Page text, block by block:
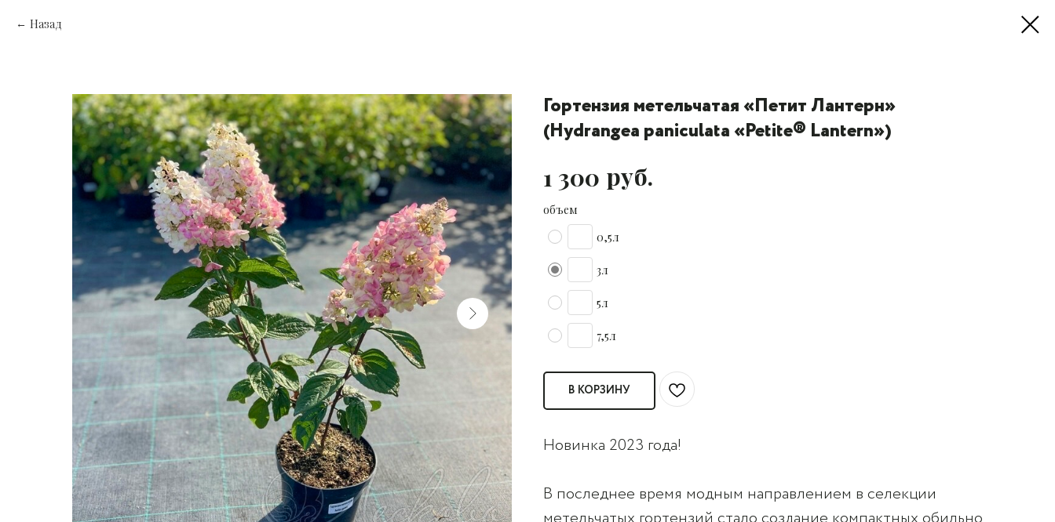
Назад
Гортензия метельчатая «Петит Лантерн»
(Hydrangea paniculata «Petite® Lantern»)
1 300 руб.
объем
0,5л
3л
5л
7,5л
В КОРЗИНУ
Новинка 2023 года!
В последнее время модным направлением в селекции